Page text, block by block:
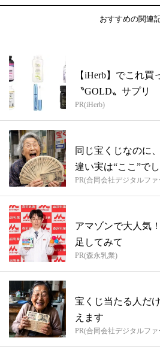
おすすめの関連
【iHerb】でこれ買
〝GOLD〟サプリ
PR(iHerb)
同じ宝くじなのに
違い実は“ここ”で
PR(合同会社デジタルファ
アマゾンで大人気
足してみて
PR(森永乳業)
宝くじ当たる人だ
えます
PR(合同会社デジタルファ